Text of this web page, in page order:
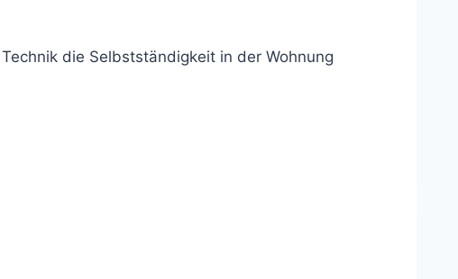
die Selbstständigkeit in der Wohnung